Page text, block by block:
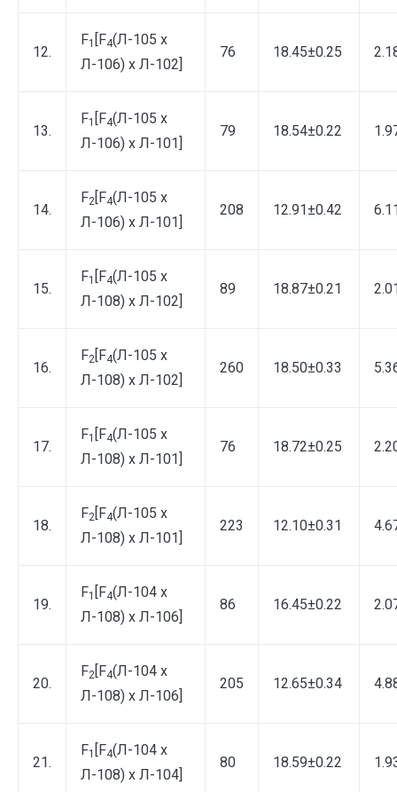
12.
F1 [F4(Л-105 х
Л-106) х Л-102]
76 18.45±0.25
13.
F1 [F4(Л-105 х
Л-106) х Л-101]
79 18.54±0.22
14.
F2[F4(Л-105 х
Л-106) х Л-101]
208 12.91±0.42
15.
F1 [F4(Л-105 х
Л-108) х Л-102]
89 18.87±0.21
16.
F2[F4(Л-105 х
Л-108) х Л-102]
260 18.50±0.33
17.
F1 [F4(Л-105 х
Л-108) х Л-101]
76 18.72±0.25
18.
F2[F4(Л-105 х
Л-108) х Л-101]
223 12.10±0.31
19.
F1 [F4(Л-104 х
Л-108) х Л-106]
86 16.45±0.22
20.
F2[F4(Л-104 х
Л-108) х Л-106]
205 12.65±0.34
21.
F1 [F4(Л-104 х
Л-108) х Л-104]
80 18.59±0.22